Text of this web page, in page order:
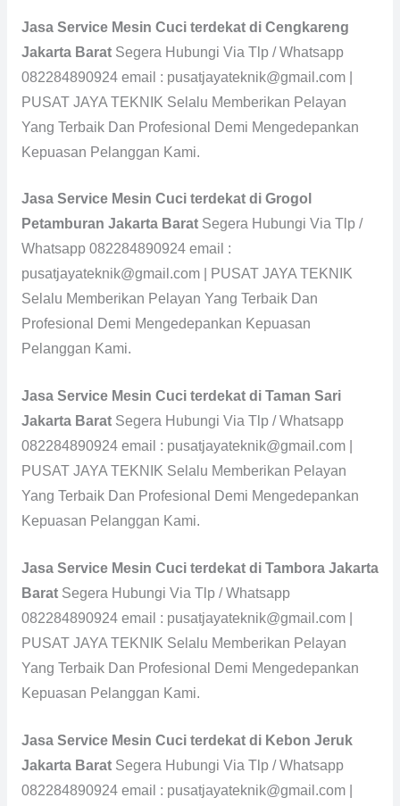
Jasa Service Mesin Cuci terdekat di Cengkareng
Jakarta Barat Segera Hubungi Via Tlp / Whatsapp
082284890924 email : pusatjayateknik@gmail.com |
PUSAT JAYA TEKNIK Selalu Memberikan Pelayan
Yang Terbaik Dan Profesional Demi Mengedepankan
Kepuasan Pelanggan Kami.
Jasa Service Mesin Cuci terdekat di Grogol
Petamburan Jakarta Barat Segera Hubungi Via Tlp /
Whatsapp 082284890924 email :
pusatjayateknik@gmail.com | PUSAT JAYA TEKNIK
Selalu Memberikan Pelayan Yang Terbaik Dan
Profesional Demi Mengedepankan Kepuasan
Pelanggan Kami.
Jasa Service Mesin Cuci terdekat di Taman Sari
Jakarta Barat Segera Hubungi Via Tlp / Whatsapp
082284890924 email : pusatjayateknik@gmail.com |
PUSAT JAYA TEKNIK Selalu Memberikan Pelayan
Yang Terbaik Dan Profesional Demi Mengedepankan
Kepuasan Pelanggan Kami.
Jasa Service Mesin Cuci terdekat di Tambora Jakarta
Barat Segera Hubungi Via Tlp / Whatsapp
082284890924 email : pusatjayateknik@gmail.com |
PUSAT JAYA TEKNIK Selalu Memberikan Pelayan
Yang Terbaik Dan Profesional Demi Mengedepankan
Kepuasan Pelanggan Kami.
Jasa Service Mesin Cuci terdekat di Kebon Jeruk
Jakarta Barat Segera Hubungi Via Tlp / Whatsapp
082284890924 email : pusatjayateknik@gmail.com |